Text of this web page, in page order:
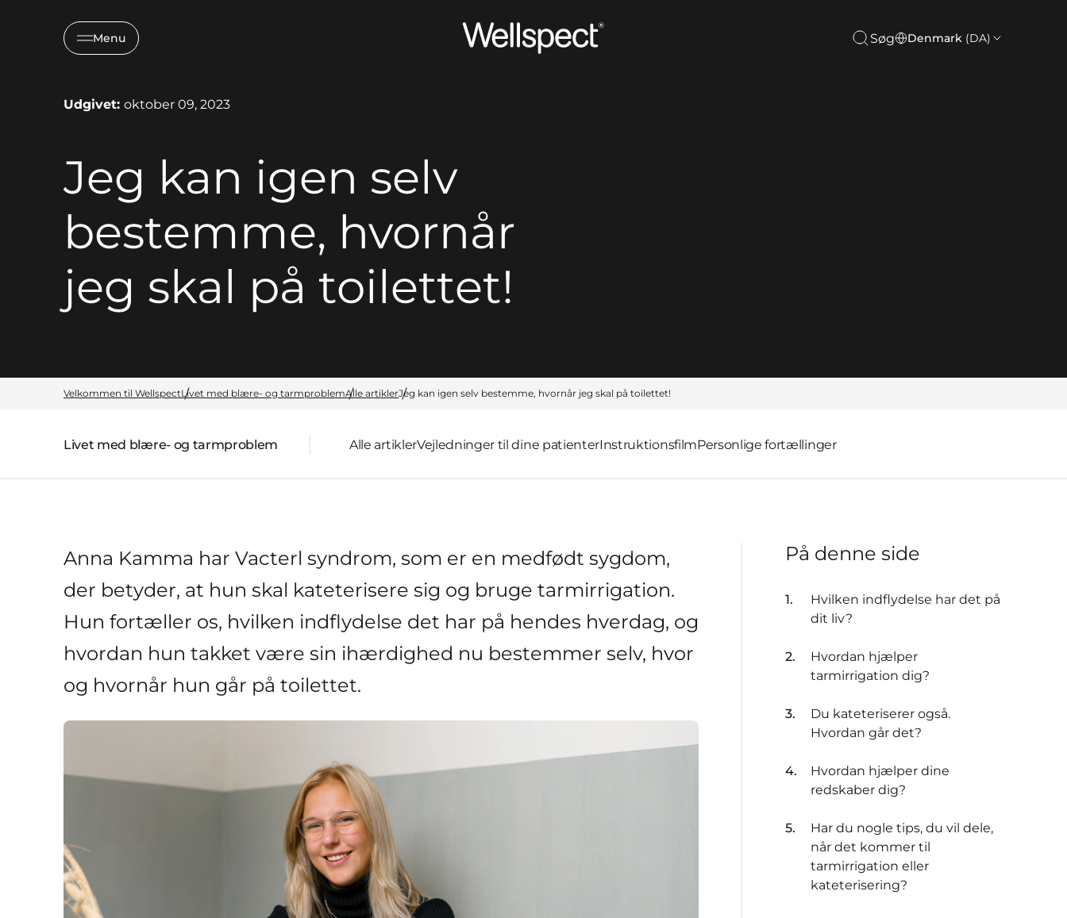
Menu
Wellspect
Søg Denmark (DA)
Jeg kan igen selv
bestemme, hvornår
jeg skal på toilettet!
Udgivet: oktober 09, 2023
Velkommen til WellspectLivet med blære- og tarmproblemAlle artiklerJeg kan igen selv bestemme, hvornår jeg skal på toilettet!
Forside:
Livet med blære- og tarmproblem Alle artiklerVejledninger til dine patienterInstruktionsfilmPersonlige fortællinger
Anna Kamma har Vacterl syndrom, som er en medfødt sygdom,
der betyder, at hun skal kateterisere sig og bruge tarmirrigation.
Hun fortæller os, hvilken indflydelse det har på hendes hverdag, og
hvordan hun takket være sin ihærdighed nu bestemmer selv, hvor
og hvornår hun går på toilettet.
På denne side
Hvilken indflydelse har det på
dit liv?
Hvordan hjælper
tarmirrigation dig?
Du kateteriserer også.
Hvordan går det?
Hvordan hjælper dine
redskaber dig?
Har du nogle tips, du vil dele,
når det kommer til
tarmirrigation eller
kateterisering?